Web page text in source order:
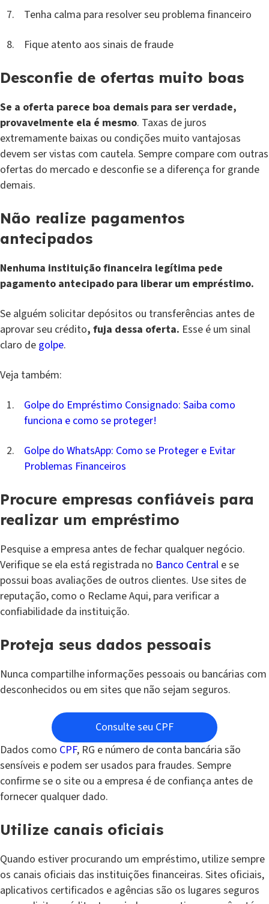
Tenha calma para resolver seu problema financeiro
Fique atento aos sinais de fraude
Desconfie de ofertas muito boas
Se a oferta parece boa demais para ser verdade,
provavelmente ela é mesmo. Taxas de juros
extremamente baixas ou condições muito vantajosas
devem ser vistas com cautela. Sempre compare com outras
ofertas do mercado e desconfie se a diferença for grande
demais.
Não realize pagamentos
antecipados
Nenhuma instituição financeira legítima pede
pagamento antecipado para liberar um empréstimo.
Se alguém solicitar depósitos ou transferências antes de
aprovar seu crédito, fuja dessa oferta. Esse é um sinal
claro de golpe.
Veja também:
Golpe do Empréstimo Consignado: Saiba como
funciona e como se proteger!
Golpe do WhatsApp: Como se Proteger e Evitar
Problemas Financeiros
Procure empresas confiáveis para
realizar um empréstimo
Pesquise a empresa antes de fechar qualquer negócio.
Verifique se ela está registrada no Banco Central e se
possui boas avaliações de outros clientes. Use sites de
reputação, como o Reclame Aqui, para verificar a
confiabilidade da instituição.
Proteja seus dados pessoais
Nunca compartilhe informações pessoais ou bancárias com
desconhecidos ou em sites que não sejam seguros.
Consulte seu CPF
Dados como CPF, RG e número de conta bancária são
sensíveis e podem ser usados para fraudes. Sempre
confirme se o site ou a empresa é de confiança antes de
fornecer qualquer dado.
Utilize canais oficiais
Quando estiver procurando um empréstimo, utilize sempre
os canais oficiais das instituições financeiras. Sites oficiais,
aplicativos certificados e agências são os lugares seguros